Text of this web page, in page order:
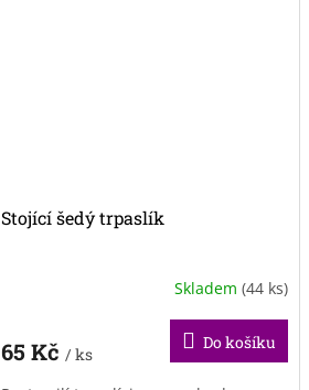
Stojící šedý trpaslík
Skladem (44 ks)
65 Kč / ks
Do košíku